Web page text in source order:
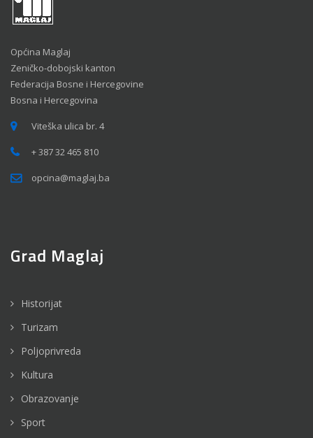
Općina Maglaj
Zeničko-dobojski kanton
Federacija Bosne i Hercegovine
Bosna i Hercegovina
Viteška ulica br. 4
+ 387 32 465 810
opcina@maglaj.ba
Grad Maglaj
Historijat
Turizam
Poljoprivreda
Kultura
Obrazovanje
Sport